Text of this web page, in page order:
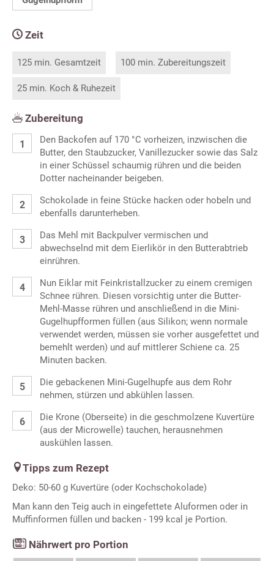
Zeit
125 min. Gesamtzeit 100 min. Zubereitungszeit
25 min. Koch & Ruhezeit
Zubereitung
Den Backofen auf 170 °C vorheizen, inzwischen die
Butter, den Staubzucker, Vanillezucker sowie das Salz
in einer Schüssel schaumig rühren und die beiden
Dotter nacheinander beigeben.
Schokolade in feine Stücke hacken oder hobeln und
ebenfalls darunterheben.
Das Mehl mit Backpulver vermischen und
abwechselnd mit dem Eierlikör in den Butterabtrieb
einrühren.
Nun Eiklar mit Feinkristallzucker zu einem cremigen
Schnee rühren. Diesen vorsichtig unter die Butter-
Mehl-Masse rühren und anschließend in die Mini-
Gugelhupfformen füllen (aus Silikon; wenn normale
verwendet werden, müssen sie vorher ausgefettet und
bemehlt werden) und auf mittlerer Schiene ca. 25
Minuten backen.
Die gebackenen Mini-Gugelhupfe aus dem Rohr
nehmen, stürzen und abkühlen lassen.
Die Krone (Oberseite) in die geschmolzene Kuvertüre
(aus der Microwelle) tauchen, herausnehmen
auskühlen lassen.
Tipps zum Rezept
Deko: 50-60 g Kuvertüre (oder Kochschokolade)
Man kann den Teig auch in eingefettete Aluformen oder in
Muffinformen füllen und backen - 199 kcal je Portion.
Nährwert pro Portion